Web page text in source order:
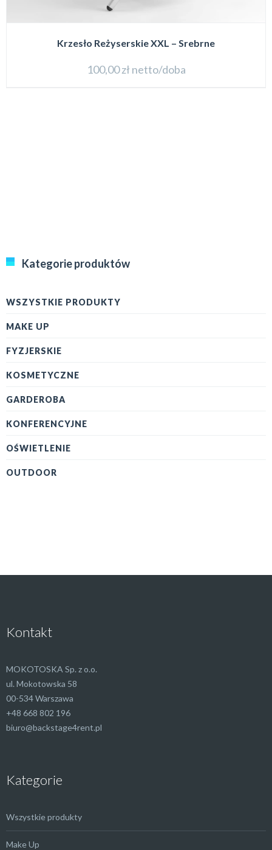
Krzesło Reżyserskie XXL – Srebrne
100,00zł netto/doba
Kategorie produktów
WSZYSTKIE PRODUKTY
MAKE UP
FYZJERSKIE
KOSMETYCZNE
GARDEROBA
KONFERENCYJNE
OŚWIETLENIE
OUTDOOR
Kontakt
MOKOTOSKA Sp. z o.o.
ul. Mokotowska 58
00-534 Warszawa
+48 668 802 196
biuro@backstage4rent.pl
Kategorie
Wszystkie produkty
Make Up